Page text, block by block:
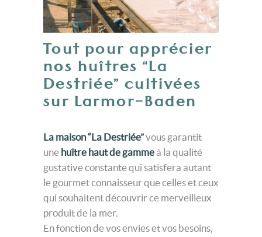
Tout pour apprécier
nos huîtres “La
Destriée” cultivées
sur Larmor-Baden
La maison “La Destriée”vous garantit
une huître haut de gamme à la qualité
gustative constante qui satisfera autant
le gourmet connaisseur que celles et ceux
qui souhaitent découvrir ce merveilleux
produit de la mer.
En fonction de vos envies et vos besoins,